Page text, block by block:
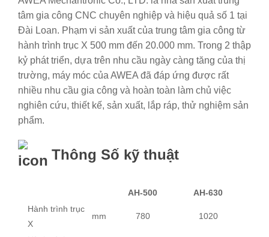
tâm gia công CNC chuyên nghiệp và hiệu quả số 1 tại
Đài Loan. Phạm vi sản xuất của trung tâm gia công từ
hành trình trục X 500 mm đến 20.000 mm. Trong 2 thập
kỷ phát triển, dựa trên nhu cầu ngày càng tăng của thị
trường, máy móc của AWEA đã đáp ứng được rất
nhiều nhu cầu gia công và hoàn toàn làm chủ việc
nghiên cứu, thiết kế, sản xuất, lắp ráp, thử nghiệm sản
phẩm.
Thông Số kỹ thuật
AH-500
AH-630
Hành trình trục
X
mm 780 1020